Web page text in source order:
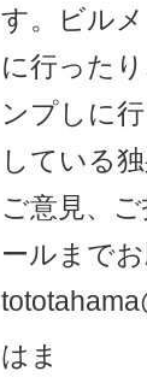
す。ビル
に行った
ンプしに
している
ご意見、
ールまでお
はま